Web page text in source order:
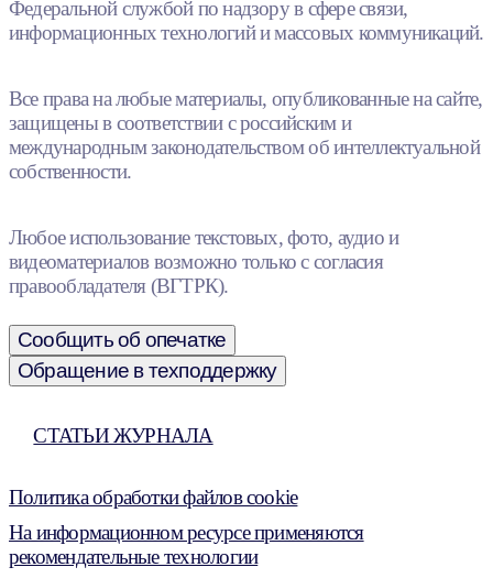
Федеральной службой по надзору в сфере связи,
информационных технологий и массовых коммуникаций.
Все права на любые материалы, опубликованные на сайте,
защищены в соответствии с российским и
международным законодательством об интеллектуальной
собственности.
Любое использование текстовых, фото, аудио и
видеоматериалов возможно только с согласия
правообладателя (ВГТРК).
Сообщить об опечатке
Обращение в техподдержку
СТАТЬИ ЖУРНАЛА
Политика обработки файлов cookie
На информационном ресурсе применяются
рекомендательные технологии